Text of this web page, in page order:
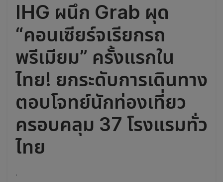
IHG ผนึก Grab ผุด
“คอนเซียร์จเรียกรถ
พรีเมียม” ครั้งแรกใน
ไทย! ยกระดับการเดินทาง
ตอบโจทย์นักท่องเที่ยว
ครอบคลุม 37 โรงแรมทั่ว
ไทย
.